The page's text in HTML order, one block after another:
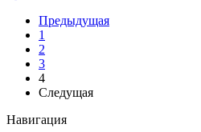
Предыдущая
1
2
3
4
Следущая
Навигация